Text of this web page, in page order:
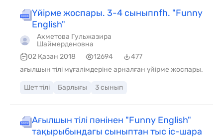
Үйірме жоспары. 3-4 сыныпnfh. "Funny
English"
Ахметова Гульжазира
Шаймерденовна
02 Қазан 2018
12694
477
ағылшын тілі мұғалімдеріне арналған үйірме жоспары.
Шет тілі Барлығы 3 сынып
Ағылшын тілі пәнінен "Funny English"
тақырыбындагы сыныптан тыс іс-шара